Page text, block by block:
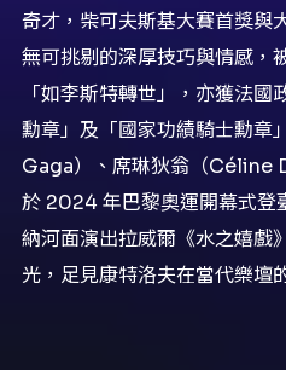
奇才，柴可夫斯基大賽首獎與
無可挑剔的深厚技巧與情感，
「如李斯特轉世」，亦獲法
勳章」及「國家功績騎士勳章
Gaga）、席琳狄翁（Céline
於 2024 年巴黎奧運開幕式登
納河面演出拉威爾《水之嬉戲
光，足見康特洛夫在當代樂壇